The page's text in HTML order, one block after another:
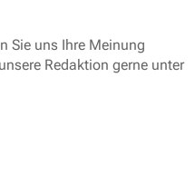
Sie uns Ihre Meinung
Redaktion gerne unter